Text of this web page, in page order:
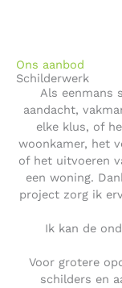
Ons aanbod
Schilderwerk
Als eenmans
aandacht,
elke klus, of
woonkamer, het
of het uitvoeren
een woning.
project zorg ik
Ik kan de
Voor grotere
schilders en